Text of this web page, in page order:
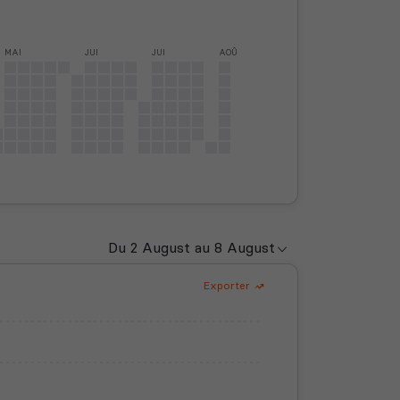
MAI JUI JUI AOÛ
Exporter